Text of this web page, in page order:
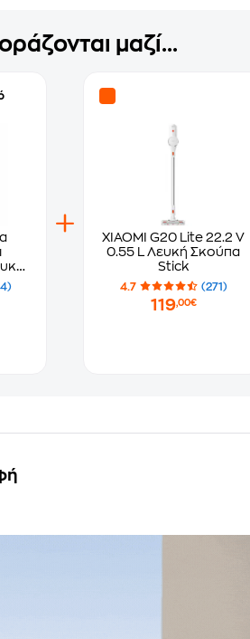
μαζί...
XIAOMI G20 Lite 22.2 V
0.55 L Λευκή Σκούπα
Stick
4.7 (271)
119,00€